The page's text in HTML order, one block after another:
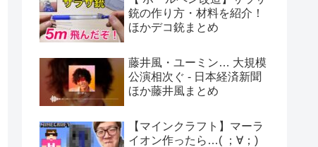
銃の作り方・材料を紹介！
ほかデコ銃まとめ
藤井風・ユーミン… 大規模
公演相次ぐ - 日本経済新聞
ほか藤井風まとめ
【マインクラフト】マーラ
イオン作ったら…( ；∀；)